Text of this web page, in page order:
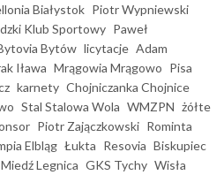
Białystok Piotr Wypniewski
Klub Sportowy Paweł
Bytów licytacje Adam
Iława Mrągowia Mrągowo Pisa
karnety Chojniczanka Chojnice
Stal Stalowa Wola WMZPN żółte
Piotr Zajączkowski Rominta
Elbląg Łukta Resovia Biskupiec
Miedź Legnica GKS Tychy Wisła